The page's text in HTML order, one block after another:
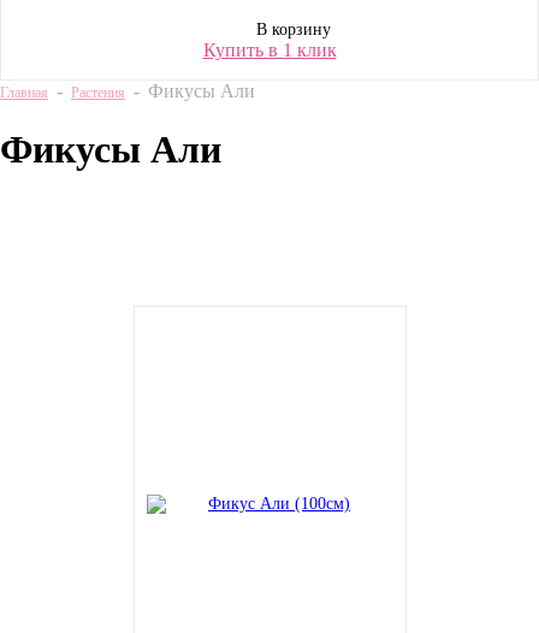
В корзину
Купить в 1 клик
Главная - Растения - Фикусы Али
Фикусы Али